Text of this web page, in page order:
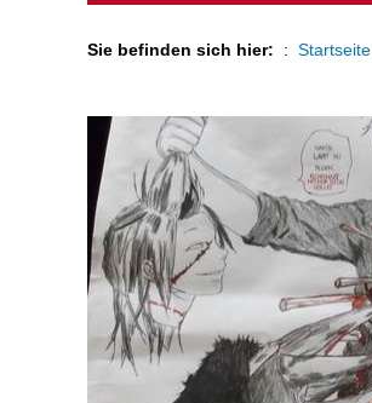
Sie befinden sich hier: Startseite